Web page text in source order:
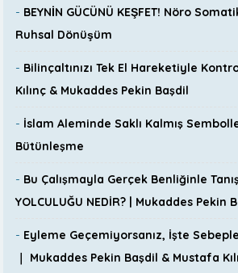
- BEYNİN GÜCÜNÜ KEŞFET! Nöro
Ruhsal Dönüşüm
- Bilinçaltınızı Tek El Hareketiyle
Kılınç & Mukaddes Pekin Başdil
- İslam Aleminde Saklı Kalmış
Bütünleşme
- Bu Çalışmayla Gerçek Benliğinle
YOLCULUĞU NEDİR? | Mukaddes Pekin
- Eyleme Geçemiyorsanız, İşte
｜ Mukaddes Pekin Başdil & Mustafa